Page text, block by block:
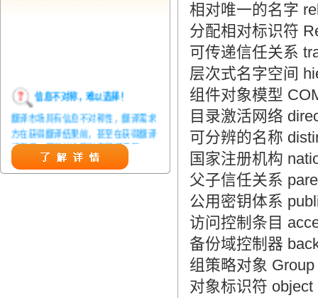
信息不对称，难以选择！
翻译市场具有信息不对称性，翻译需求
方在获得翻译结果前，甚至在获得翻译
结果后，都无法准确判定翻译质量。从
而给劣质翻译者提供了一定生存条件，
造成翻译市场鱼龙混杂，难以选择。
相对唯一的名字
分配相对标识符
可传递信任关系
层次式名字空间
组件对象模型
目录激活网络
可分辨的名称
国家注册机构
父子信任关系
公用密钥体系
访问控制条目
备份域控制器
组策略对象
对象标识符 object